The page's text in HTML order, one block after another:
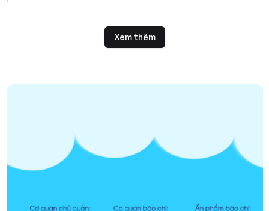
ngành khoa học cơ bản, kỹ
Xem thêm